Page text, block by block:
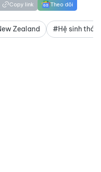
Copy link Theo dõi
Zealand #Hệ sinh thái